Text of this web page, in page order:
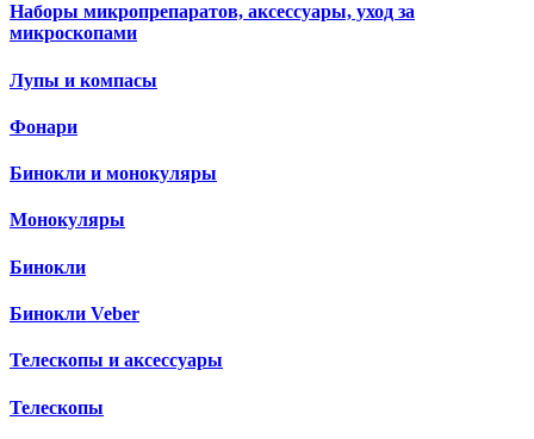
Наборы микропрепаратов, аксессуары, уход за
микроскопами
Лупы и компасы
Фонари
Бинокли и монокуляры
Монокуляры
Бинокли
Бинокли Veber
Телескопы и аксессуары
Телескопы